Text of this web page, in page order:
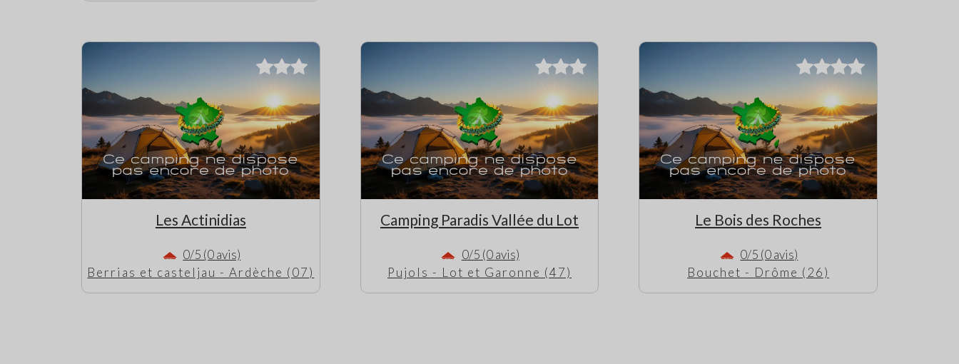
Les Actinidias
0/5 (0 avis)
Berrias et casteljau - Ardèche (07)
Camping Paradis Vallée du Lot
0/5 (0 avis)
Pujols - Lot et Garonne (47)
Le Bois des Roches
0/5 (0 avis)
Bouchet - Drôme (26)